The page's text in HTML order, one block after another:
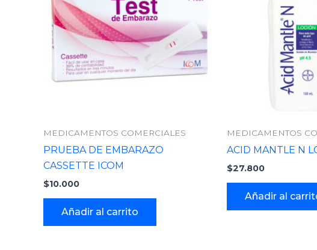
MEDICAMENTOS COMERCIALES
PRUEBA DE EMBARAZO
CASSETTE ICOM
$10.000
Añadir al carrito
MEDICAMENTOS
ACID MANTLE N
$27.800
Añadir al